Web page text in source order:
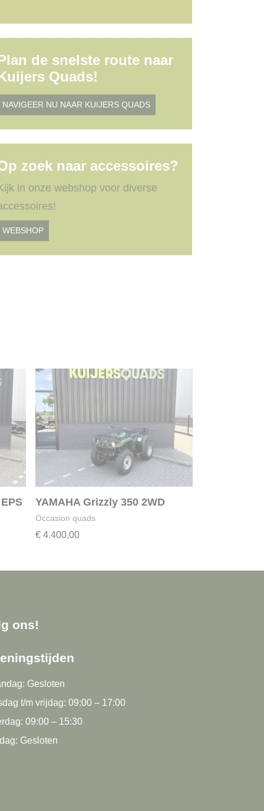
de snelste route naar
Quads!
NAVIGEER NU NAAR KUIJERS QUADS
zoek naar accessoires?
in onze webshop voor diverse
WEBSHOP
YAMAHA Grizzly 350 2WD
Occasion quads
€4.400,00
ons!
Gesloten
t/m vrijdag: 09:00 – 17:00
09:00 – 15:30
Gesloten